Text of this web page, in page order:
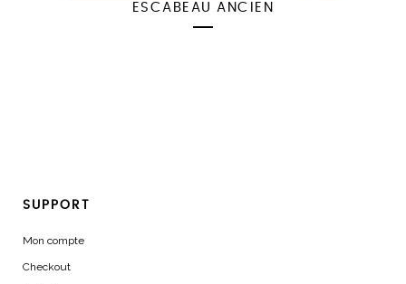
ESCABEAU ANCIEN
SUPPORT
Mon compte
Checkout